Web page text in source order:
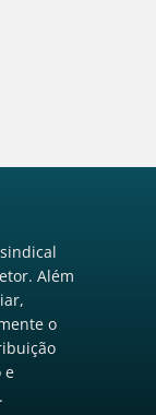
Além
o
e